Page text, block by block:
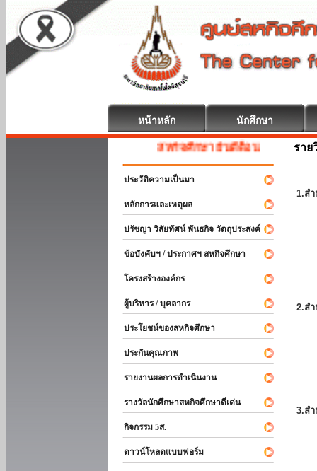
หน้าหลัก นักศึกษา
สหกิจศึกษา ยินดีต้อนรับ
ประวัติความเป็นมา
หลักการและเหตุผล
ปรัชญา วิสัยทัศน์ พันธกิจ วัตถุประสงค์
ข้อบังคับฯ / ประกาศฯ สหกิจศึกษา
โครงสร้างองค์กร
ผู้บริหาร / บุคลากร
ประโยชน์ของสหกิจศึกษา
ประกันคุณภาพ
รายงานผลการดำเนินงาน
รางวัลนักศึกษาสหกิจศึกษาดีเด่น
กิจกรรม 5ส.
ดาวน์โหลดแบบฟอร์ม
ราย
1.ส
2.ส
3.ส